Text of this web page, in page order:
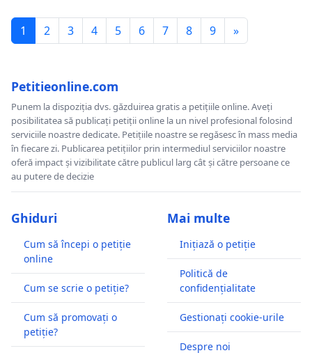
1 2 3 4 5 6 7 8 9 »
Petitieonline.com
Punem la dispoziția dvs. găzduirea gratis a petițiile online. Aveți
posibilitatea să publicați petiții online la un nivel profesional folosind
serviciile noastre dedicate. Petițiile noastre se regăsesc în mass media
în fiecare zi. Publicarea petițiilor prin intermediul serviciilor noastre
oferă impact și vizibilitate către publicul larg cât și către persoane ce
au putere de decizie
Ghiduri
Cum să începi o petiție
online
Cum se scrie o petiție?
Cum să promovați o
petiție?
Mai multe
Inițiază o petiție
Politică de
confidențialitate
Gestionați cookie-urile
Despre noi